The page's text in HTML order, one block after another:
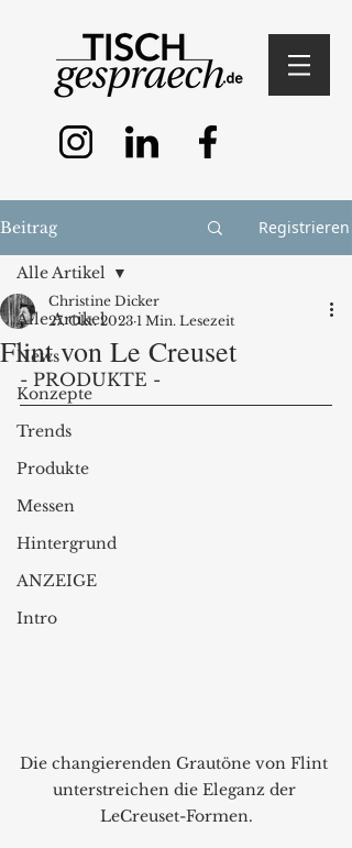
Beitrag Registrieren
Alle Artikel
News
Konzepte
Trends
Produkte
Messen
Hintergrund
ANZEIGE
Intro
Alle Artikel
Flint von Le Creuset
Christine Dicker
27. Okt. 2023 1 Min. Lesezeit
- PRODUKTE -
Die changierenden Grautöne von Flint
unterstreichen die Eleganz der
LeCreuset-Formen.